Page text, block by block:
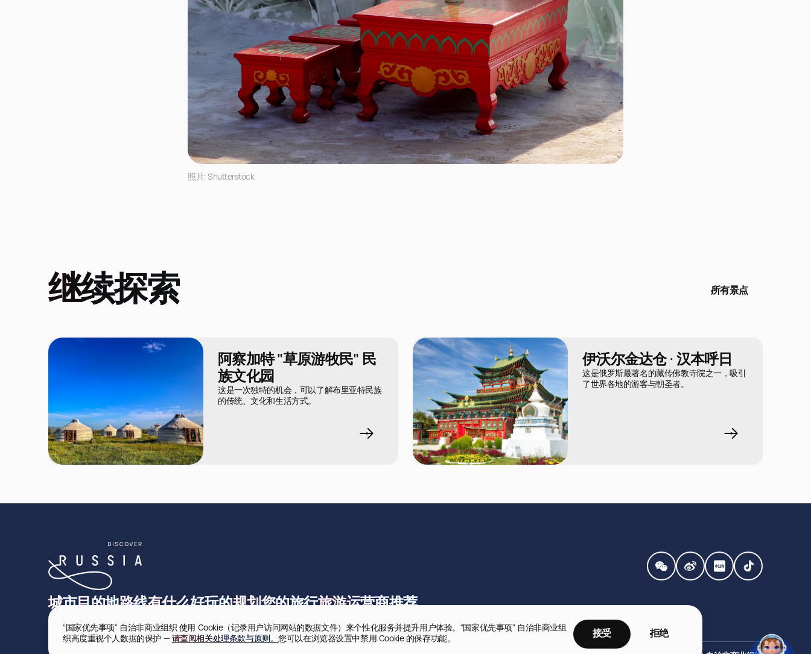
照片: Shutterstock
继续探索 所有景点
阿察加特 "草原游牧民" 民
族文化园
这是一次独特的机会，可以了解布里亚特民族
的传统、文化和生活方式。
伊沃尔金达仓 · 汉本呼日
这是俄罗斯最著名的藏传佛教寺院之一，吸引
了世界各地的游客与朝圣者。
“国家优先事项” 自治非商业组织 使用 Cookie（记录用户访问网站的数据文件）来个性化服务并提升用户体验。“国家优先事项” 自治非商业组
织高度重视个人数据的保护 — 请查阅相关处理条款与原则。您可以在浏览器设置中禁用 Cookie 的保存功能。
接受 拒绝
城市目的地路线有什么好玩的规划您的旅行旅游运营商推荐